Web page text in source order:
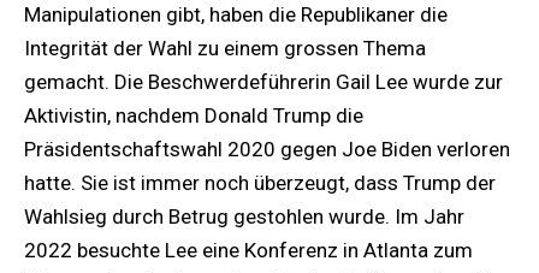
Manipulationen gibt, haben die Republikaner die
Integrität der Wahl zu einem grossen Thema
gemacht. Die Beschwerdeführerin Gail Lee wurde zur
Aktivistin, nachdem Donald Trump die
Präsidentschaftswahl 2020 gegen Joe Biden verloren
hatte. Sie ist immer noch überzeugt, dass Trump der
Wahlsieg durch Betrug gestohlen wurde. Im Jahr
2022 besuchte Lee eine Konferenz in Atlanta zum